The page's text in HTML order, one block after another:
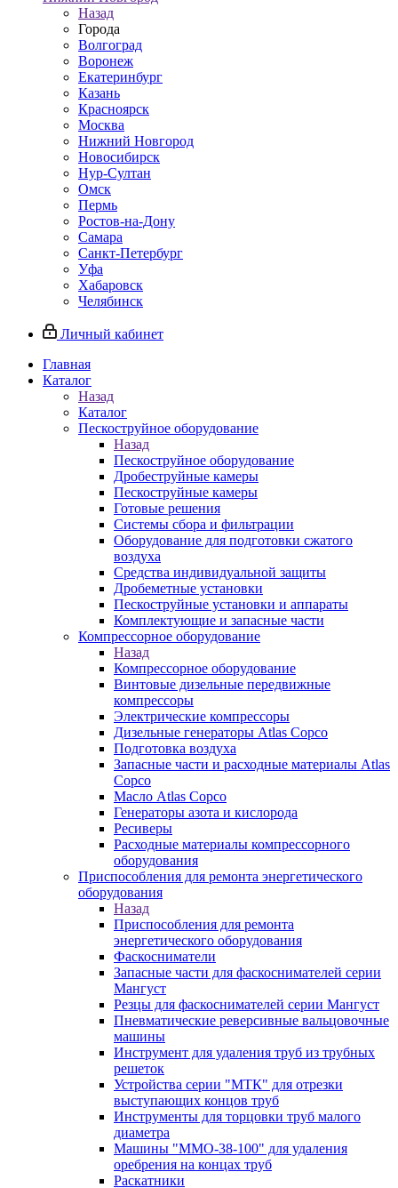
Назад
Города
Волгоград
Воронеж
Екатеринбург
Казань
Красноярск
Москва
Нижний Новгород
Новосибирск
Нур-Султан
Омск
Пермь
Ростов-на-Дону
Самара
Санкт-Петербург
Уфа
Хабаровск
Челябинск
Личный кабинет
Главная
Каталог
Назад
Каталог
Пескоструйное оборудование
Назад
Пескоструйное оборудование
Дробеструйные камеры
Пескоструйные камеры
Готовые решения
Системы сбора и фильтрации
Оборудование для подготовки сжатого
воздуха
Средства индивидуальной защиты
Дробеметные установки
Пескоструйные установки и аппараты
Комплектующие и запасные части
Компрессорное оборудование
Назад
Компрессорное оборудование
Винтовые дизельные передвижные
компрессоры
Электрические компрессоры
Дизельные генераторы Atlas Copco
Подготовка воздуха
Запасные части и расходные материалы Atlas
Copco
Масло Atlas Copco
Генераторы азота и кислорода
Ресиверы
Расходные материалы компрессорного
оборудования
Приспособления для ремонта энергетического
оборудования
Назад
Приспособления для ремонта
энергетического оборудования
Фаскосниматели
Запасные части для фаскоснимателей серии
Мангуст
Резцы для фаскоснимателей серии Мангуст
Пневматические реверсивные вальцовочные
машины
Инструмент для удаления труб из трубных
решеток
Устройства серии "МТК" для отрезки
выступающих концов труб
Инструменты для торцовки труб малого
диаметра
Машины "ММО-38-100" для удаления
оребрения на концах труб
Раскатники